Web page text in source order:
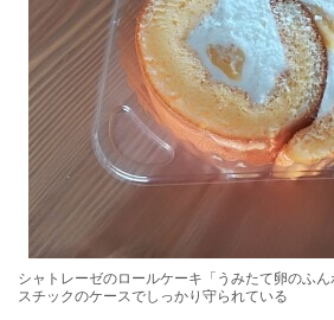
シャトレーゼのロールケーキ「うみたて卵のふ
スチックのケースでしっかり守られている